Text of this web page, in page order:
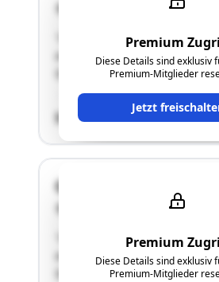
Premium
Diese Details sind exklusiv
Premium-Mitglieder
Jetzt
2493 Lichtenwörth-
"Grundstück im Ausmaß von 700
ausgebautem Dachgeschoß,
Quellengasse 11"
SCHÄTZWERT
Premium
Diese Details sind exklusiv
Premium-Mitglieder
Quellengasse 11
2493 Lichtenwörth-
"Grundstück im Ausmaß von
ausgebautem Dachgeschoß,
Quellengasse 11"